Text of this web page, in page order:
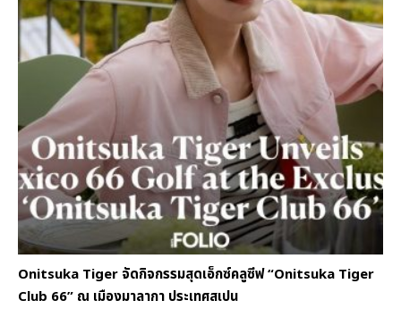
Onitsuka Tiger จัดกิจกรรมสุดเอ็กซ์คลูซีฟ “Onitsuka Tiger
Club 66” ณ เมืองมาลากา ประเทศสเปน